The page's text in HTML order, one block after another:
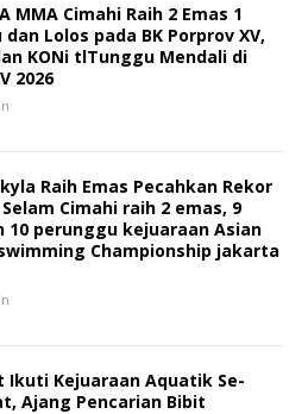
MMA Cimahi Raih 2 Emas 1
Lolos pada BK Porprov XV,
KONi tlTunggu Mendali di
2026
Raih Emas Pecahkan Rekor
Cimahi raih 2 emas, 9
10 perunggu kejuaraan Asian
Championship jakarta
Ikuti Kejuaraan Aquatik Se-
Ajang Pencarian Bibit